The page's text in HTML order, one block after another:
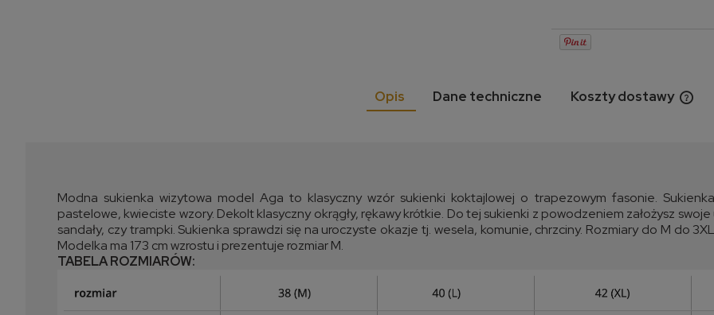
Opis Dane techniczne Koszty dostawy
Modna sukienka wizytowa model Aga to klasyczny wzór sukienki koktajlowej o trapezowym fasonie.
pastelowe, kwieciste wzory. Dekolt klasyczny okrągły, rękawy krótkie. Do tej sukienki z powodzeniem założysz
sandały, czy trampki. Sukienka sprawdzi się na uroczyste okazje tj. wesela, komunie, chrzciny. Rozmiary do M do
Modelka ma 173 cm wzrostu i prezentuje rozmiar M.
TABELA ROZMIARÓW: